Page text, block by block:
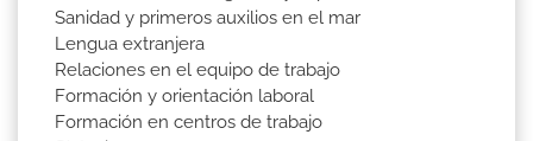
Sanidad y primeros auxilios en el mar
Lengua extranjera
Relaciones en el equipo de trabajo
Formación y orientación laboral
Formación en centros de trabajo